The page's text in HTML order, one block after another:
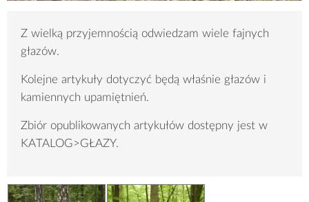
Z wielką przyjemnością odwiedzam wiele fajnych
głazów.
Kolejne artykuły dotyczyć będą właśnie głazów i
kamiennych upamiętnień.
Zbiór opublikowanych artykułów dostępny jest w
KATALOG>GŁAZY.